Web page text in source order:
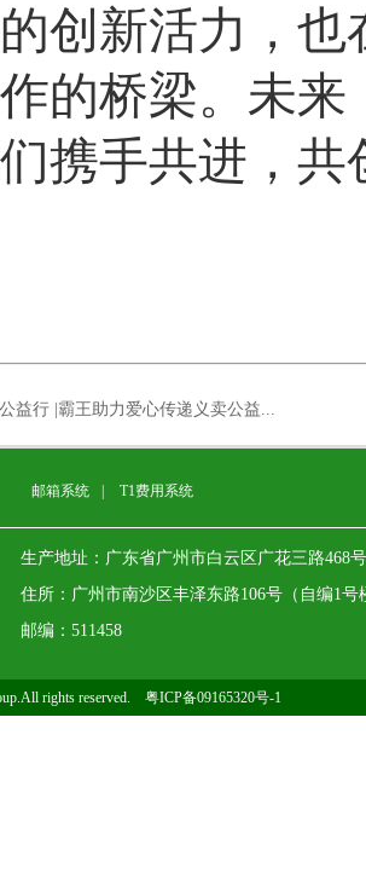
创新活力，
的桥梁。未
携手共进，共
益行 |霸王助力爱心传递义卖公益...
邮箱系统 T1费用系统
生产地址：广东省广州市白云区广花三路468
住所：广州市南沙区丰泽东路106号（自编1号
邮编：511458
rights reserved. 粤ICP备09165320号-1